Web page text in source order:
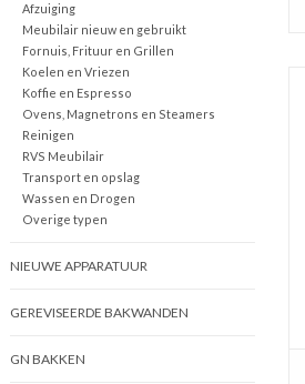
Afzuiging
Meubilair nieuw en gebruikt
Fornuis, Frituur en Grillen
Koelen en Vriezen
Koffie en Espresso
Ovens, Magnetrons en Steamers
Reinigen
RVS Meubilair
Transport en opslag
Wassen en Drogen
Overige typen
NIEUWE APPARATUUR
GEREVISEERDE BAKWANDEN
GN BAKKEN